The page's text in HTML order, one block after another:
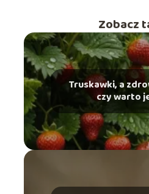
Zobacz
Truskawki, a
czy warto